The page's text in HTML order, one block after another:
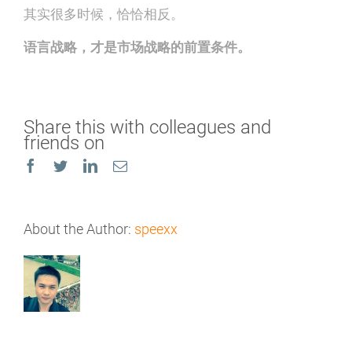
其实很多时候，恰恰相反。
语言战略，才是市场战略的前置条件。
Share this with colleagues and
friends on
Facebook
TwitterLinkedInEmail
About the Author: speexx